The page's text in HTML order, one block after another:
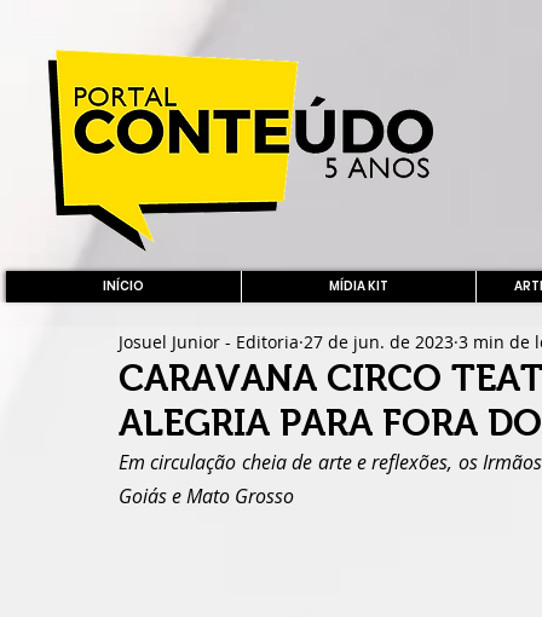
INÍCIO MÍDIA KIT
CARAVANA CIRCO
ALEGRIA PARA FORA
Josuel Junior - Editoria 27 de jun. de 2023 3 min de
Em circulação cheia de arte e reflexões, os
Goiás e Mato Grosso